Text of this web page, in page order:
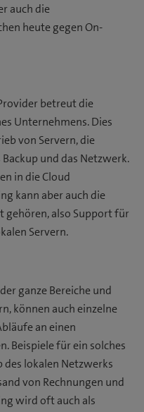
auch die
heute gegen On-
betreut die
Unternehmens. Dies
von Servern, die
und das Netzwerk.
in die Cloud
kann aber auch die
also Support für
Servern.
ganze Bereiche und
können auch einzelne
an einen
Beispiele für ein solches
lokalen Netzwerks
von Rechnungen und
wird oft auch als